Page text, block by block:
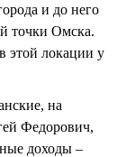
и до него
точки Омска.
этой локации у
на
Федорович,
доходы –